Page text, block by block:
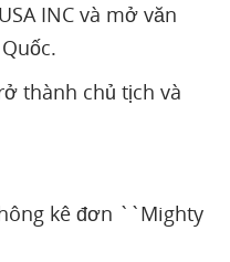
INC và mở văn
thành chủ tịch và
kê đơn ``Mighty